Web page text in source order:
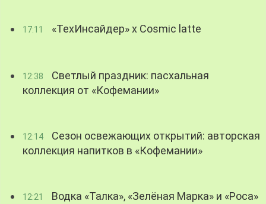
17:11 «ТехИнсайдер» х Cosmic latte
12:38
Светлый праздник: пасхальная
коллекция от «Кофемании»
12:14
Сезон освежающих открытий: авторская
коллекция напитков в «Кофемании»
12:21
Водка «Талка», «Зелёная Марка» и «Роса»